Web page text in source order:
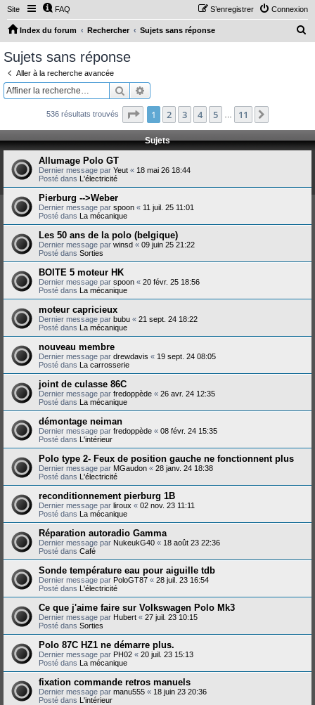
Site FAQ Connexion
S’enregistrer
Index du forum Rechercher Sujets sans réponse
c
h
Sujets sans réponse
Aller à la recherche avancée
Rechercher
536 résultats trouvés Page 1sur11
1 2 3 4 5 11
Sujets
Allumage Polo GT
Dernier message par Yeut « 18 mai 26 18:44
Posté dans L'électricité
Pierburg -->Weber
Dernier message par spoon « 11 juil. 25 11:01
Posté dans La mécanique
Les 50 ans de la polo (belgique)
Dernier message par winsd « 09 juin 25 21:22
Posté dans Sorties
BOITE 5 moteur HK
Dernier message par spoon « 20 févr. 25 18:56
Posté dans La mécanique
moteur capricieux
Dernier message par bubu « 21 sept. 24 18:22
Posté dans La mécanique
nouveau membre
Dernier message par drewdavis « 19 sept. 24 08:05
Posté dans La carrosserie
joint de culasse 86C
Dernier message par fredoppède « 26 avr. 24 12:35
Posté dans La mécanique
démontage neiman
Dernier message par fredoppède « 08 févr. 24 15:35
Posté dans L'intérieur
Polo type 2- Feux de position gauche ne fonctionnent plus
Dernier message par MGaudon « 28 janv. 24 18:38
Posté dans L'électricité
reconditionnement pierburg 1B
Dernier message par liroux « 02 nov. 23 11:11
Posté dans La mécanique
Réparation autoradio Gamma
Dernier message par NukeukG40 « 18 août 23 22:36
Posté dans Café
Sonde température eau pour aiguille tdb
Dernier message par PoloGT87 « 28 juil. 23 16:54
Posté dans L'électricité
Ce que j'aime faire sur Volkswagen Polo Mk3
Dernier message par Hubert « 27 juil. 23 10:15
Posté dans Sorties
Polo 87C HZ1 ne démarre plus.
Dernier message par PH02 « 20 juil. 23 15:13
Posté dans La mécanique
fixation commande retros manuels
Dernier message par manu555 « 18 juin 23 20:36
Posté dans L'intérieur